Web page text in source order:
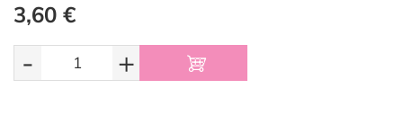
3,60 €
- +